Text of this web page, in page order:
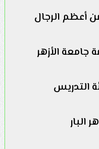
أعظم الرجال
جامعة الأزهر
التدريس
البار